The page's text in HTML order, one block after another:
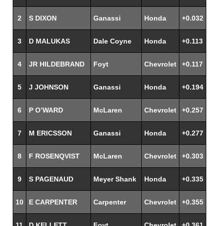
2 S DIXON Ganassi Honda +0.032
3 D MALUKAS Dale Coyne Honda +0.113
4 JR HILDEBRAND Foyt Chevrolet +0.117
5 J JOHNSON Ganassi Honda +0.194
6 P O’WARD McLaren Chevrolet +0.257
7 M ERICSSON Ganassi Honda +0.277
8 F ROSENQVIST McLaren Chevrolet +0.303
9 S PAGENAUD Meyer Shank Honda +0.335
10 E CARPENTER Carpenter Chevrolet +0.355